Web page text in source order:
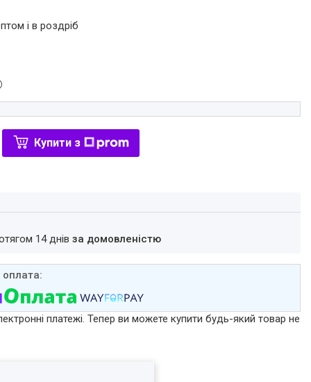
і в роздріб
Купити з
14 днівза домовленістю
платежі. Тепер ви можете купити будь-який товар не